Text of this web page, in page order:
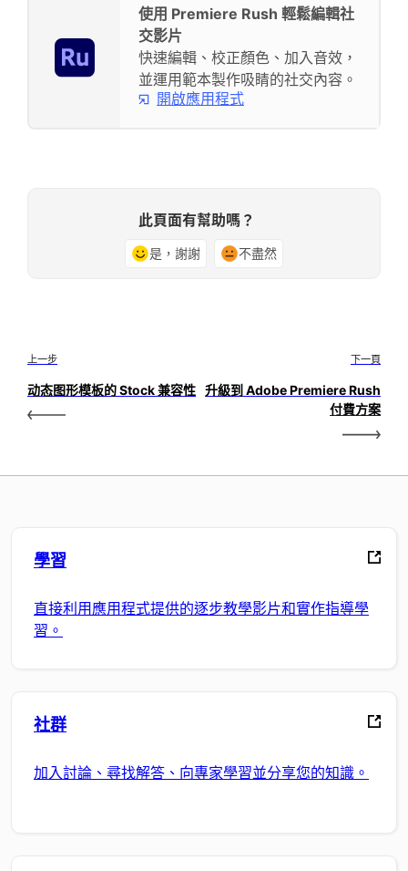
使用 Premiere Rush 輕鬆編輯社
交影片
快速編輯、校正顏色、加入音效，
並運用範本製作吸睛的社交內容。
開啟應用程式
此頁面有幫助嗎？
是，謝謝 不盡然
上一步
动态图形模板的 Stock 兼容性
下一頁
升級到 Adobe Premiere Rush
付費方案
學習
直接利用應用程式提供的逐步教學影片和實作指導學
習。
社群
加入討論、尋找解答、向專家學習並分享您的知識。